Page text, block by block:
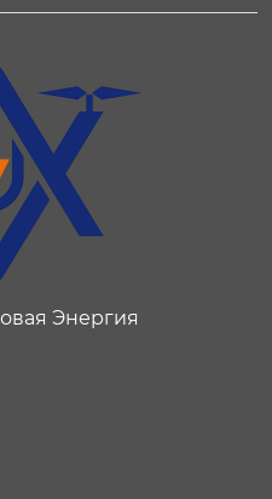
Энергия